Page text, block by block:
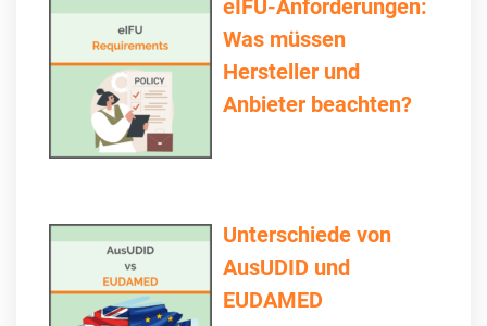
eIFU-Anforderungen:
Was müssen
Hersteller und
Anbieter beachten?
Unterschiede von
AusUDID und
EUDAMED